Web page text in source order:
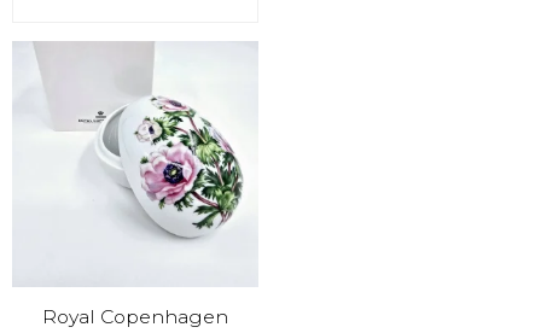
Royal Copenhagen